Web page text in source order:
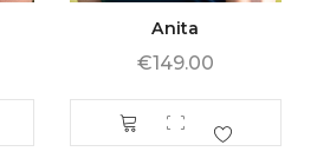
Anita
€149.00